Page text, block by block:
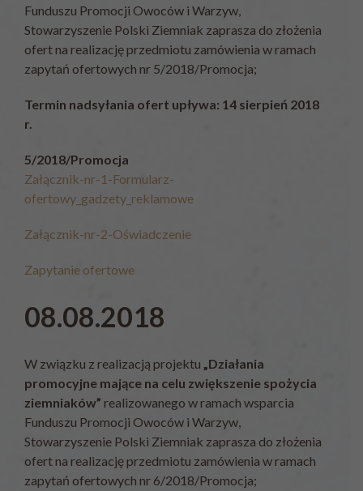
Funduszu Promocji Owoców i Warzyw,
Stowarzyszenie Polski Ziemniak zaprasza do złożenia
ofert na realizację przedmiotu zamówienia w ramach
zapytań ofertowych nr 5/2018/Promocja;
Termin nadsyłania ofert upływa: 14 sierpień 2018
r.
5/2018/Promocja
Załącznik-nr-1-Formularz-
ofertowy_gadzety_reklamowe
Załącznik-nr-2-Oświadczenie
Zapytanie ofertowe
08.08.2018
W związku z realizacją projektu „Działania
promocyjne mające na celu zwiększenie spożycia
ziemniaków” realizowanego w ramach wsparcia
Funduszu Promocji Owoców i Warzyw,
Stowarzyszenie Polski Ziemniak zaprasza do złożenia
ofert na realizację przedmiotu zamówienia w ramach
zapytań ofertowych nr 6/2018/Promocja;